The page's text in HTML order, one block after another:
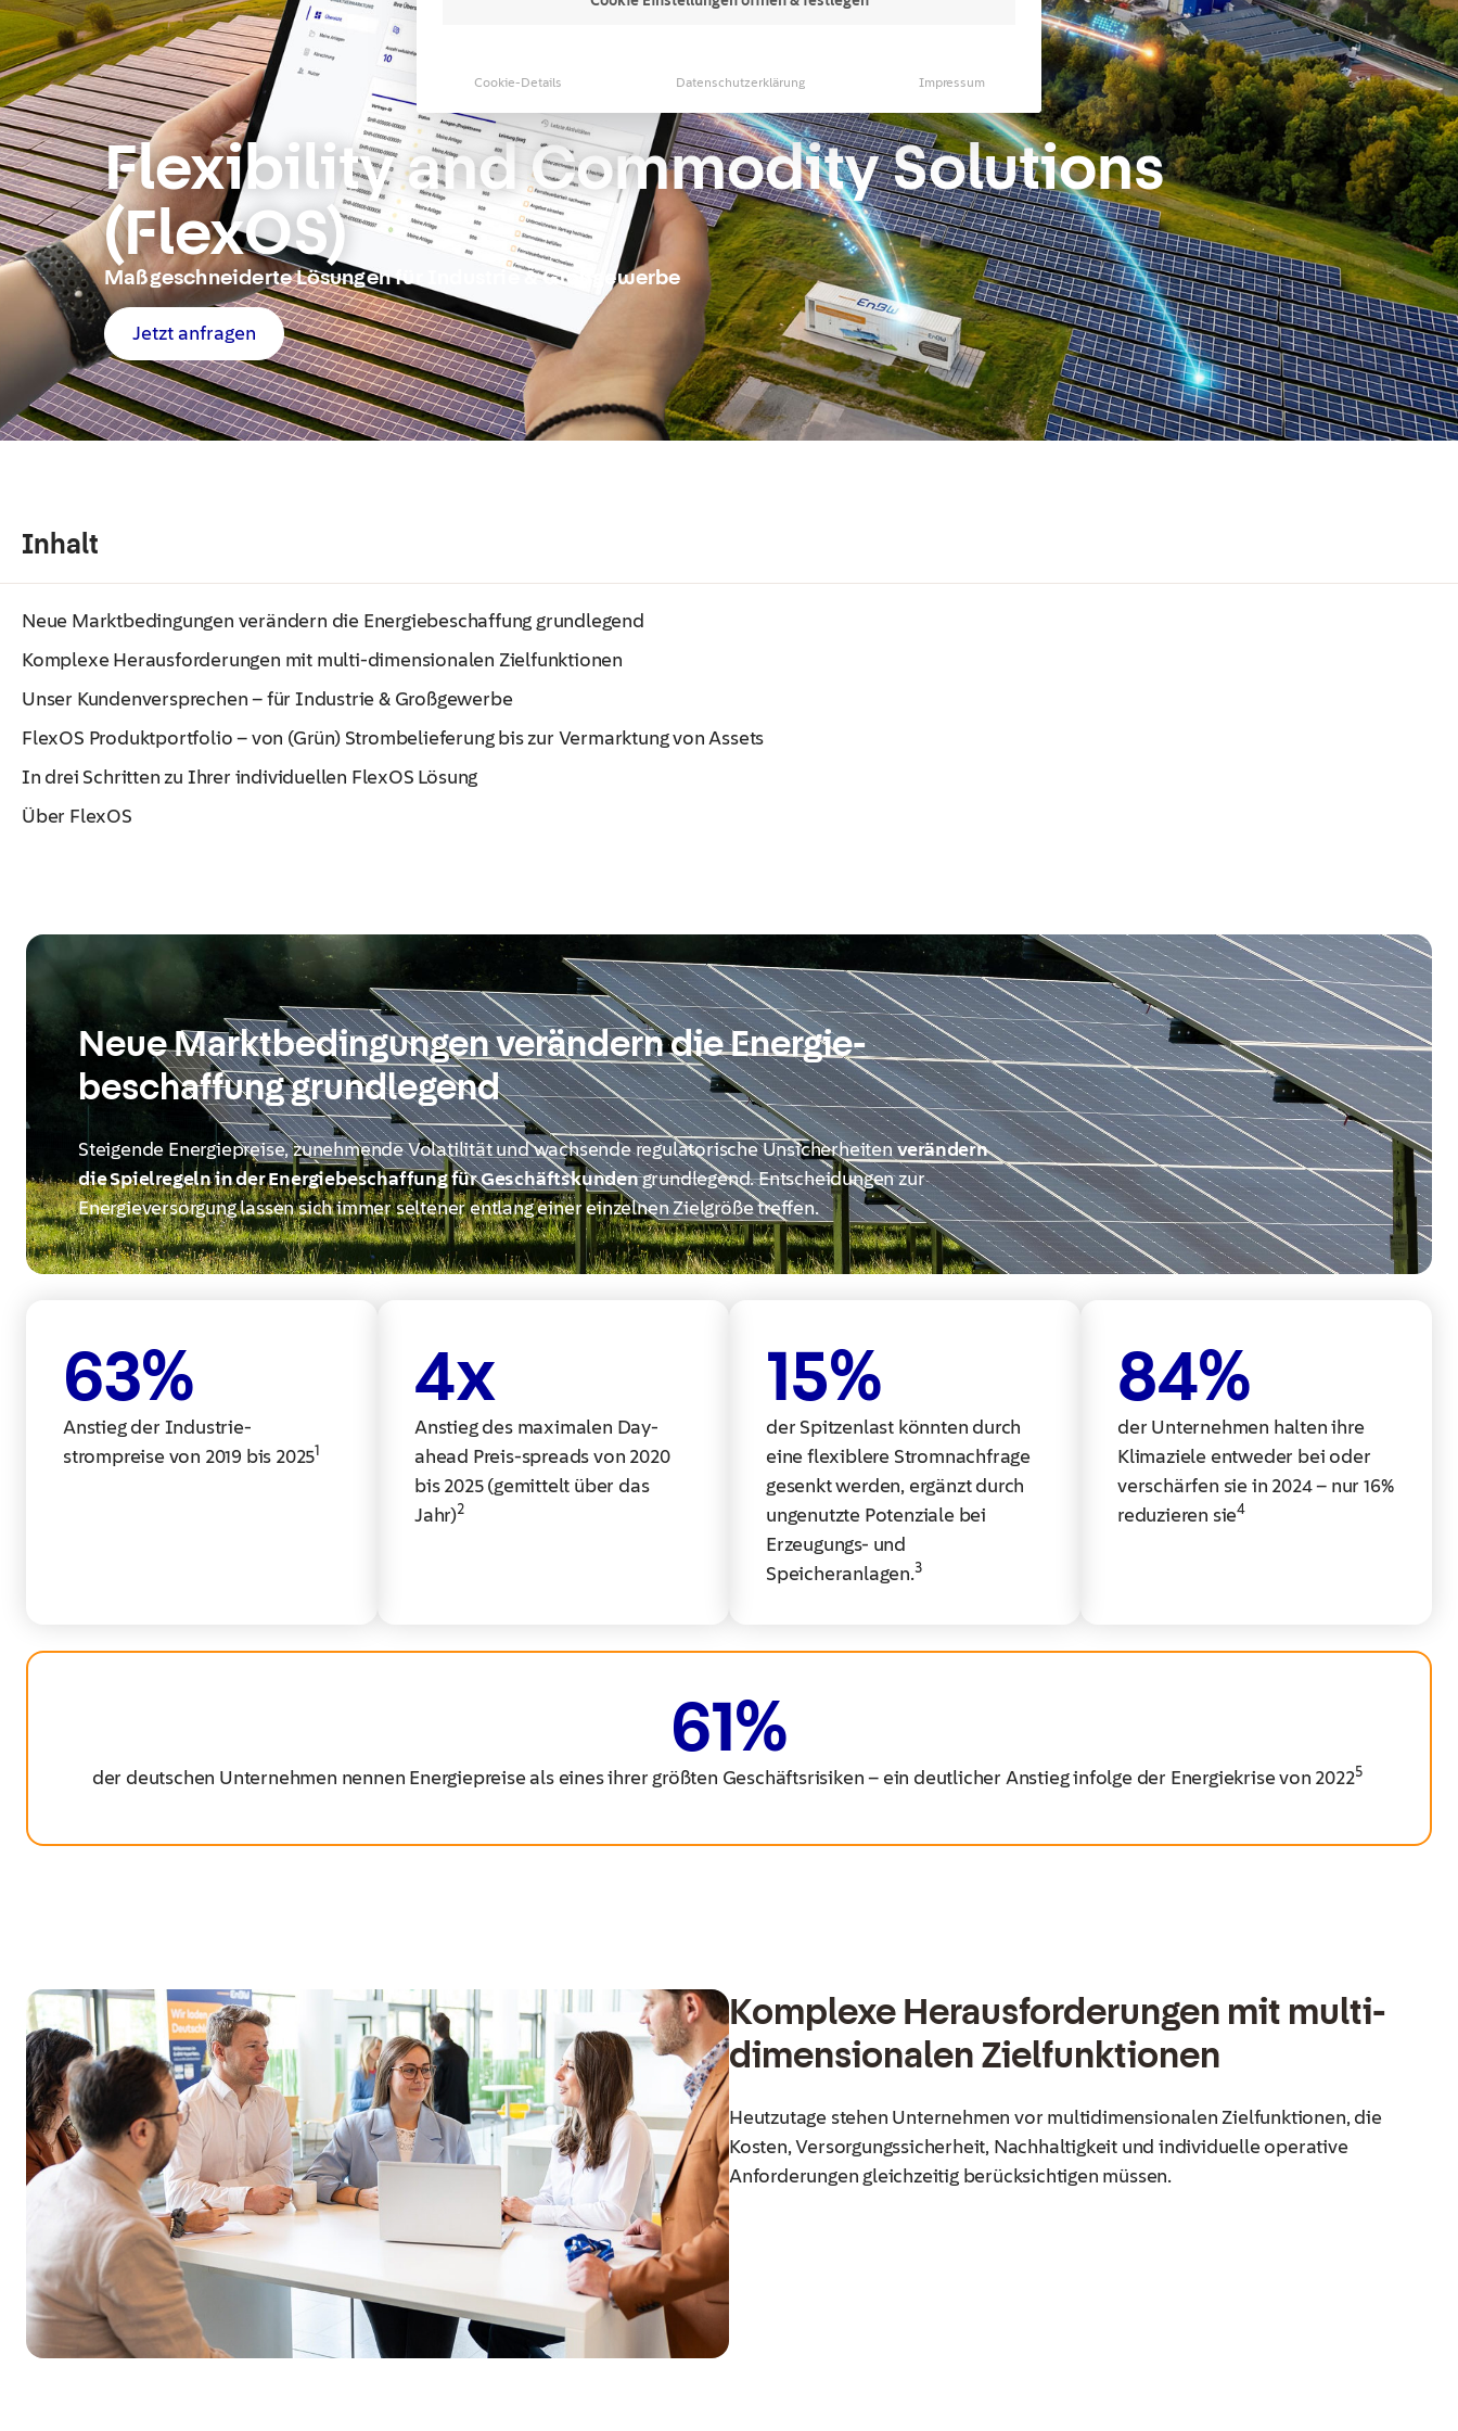
Flexibility and Commodity Solutions
(FlexOS)​
Maßgeschneiderte Lösungen für Industrie & Großgewerbe​
Jetzt anfragen
Inhalt
Neue Marktbedingungen verändern die Energie­beschaffung grundlegend​
Komplexe Herausforderungen mit multi-dimensionalen Zielfunktionen​
Unser Kundenversprechen – für Industrie & Großgewerbe
FlexOS Produktportfolio – von (Grün) Strombelieferung bis zur Vermarktung von Assets​
In drei Schritten zu Ihrer individuellen FlexOS Lösung
Über FlexOS
Neue Marktbedingungen verändern die Energie­
beschaffung grundlegend​
Steigende Energiepreise, zunehmende Volatilität und wachsende regulatorische Unsicherheitenverändern
die Spielregeln in der Energiebeschaffung für Geschäftskundengrundlegend. Entscheidungen zur
Energieversorgung lassen sich immer seltener entlang einer einzelnen Zielgröße treffen. ​
63%
Anstieg der Industrie-
strompreise von 2019 bis 20251
4x
Anstieg des maximalen Day-
ahead Preis-spreads von 2020
bis 2025 (gemittelt über das
Jahr)2​ ​
15%
der Spitzenlast könnten durch
eine flexiblere Stromnachfrage
gesenkt werden, ergänzt durch
ungenutzte Potenziale bei
Erzeugungs‑ und
Speicheranlagen.3​ ​
84%
der Unternehmen halten ihre
Klimaziele entweder bei oder
verschärfen sie in 2024 – nur 16%
reduzieren sie4
61%
der deutschen Unternehmen nennen Energiepreise als eines ihrer größten Geschäftsrisiken – ein deutlicher Anstieg infolge der Energiekrise von 20225​
Komplexe Herausforderungen mit multi-
dimensionalen Zielfunktionen​
Heutzutage stehen Unternehmen vor multidimensionalen Zielfunktionen, die
Kosten, Versorgungssicherheit, Nachhaltigkeit und individuelle operative
Anforderungen gleichzeitig berücksichtigen müssen.​
Cookie-Details Datenschutzerklärung Impressum